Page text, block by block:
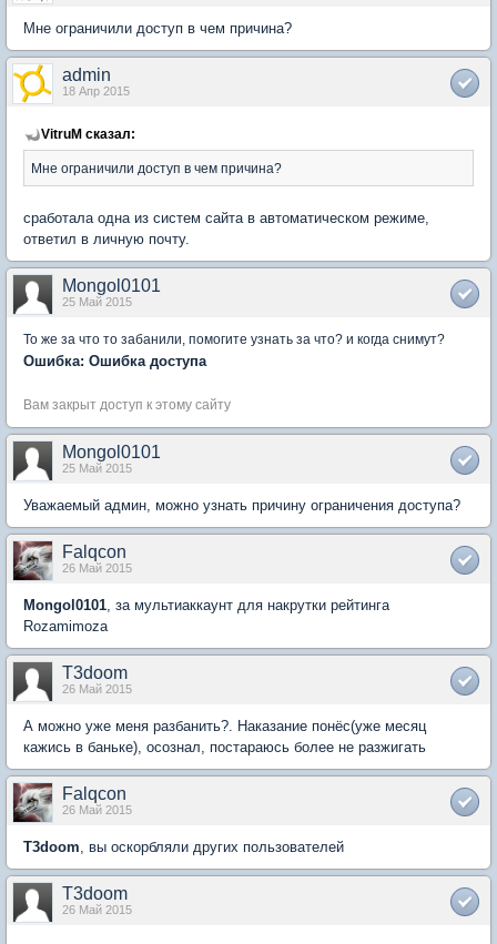
Мне ограничили доступ в чем причина?
admin
18 Апр 2015
VitruM сказал:
Мне ограничили доступ в чем причина?
сработала одна из систем сайта в автоматическом режиме,
ответил в личную почту.
Mongol0101
25 Май 2015
То же за что то забанили, помогите узнать за что? и когда снимут?
Ошибка: Ошибка доступа
Вам закрыт доступ к этому сайту
Mongol0101
25 Май 2015
Уважаемый админ, можно узнать причину ограничения доступа?
Falqcon
26 Май 2015
Mongol0101, за мультиаккаунт для накрутки рейтинга
Rozamimoza
T3doom
26 Май 2015
А можно уже меня разбанить?. Наказание понёс(уже месяц
кажись в баньке), осознал, постараюсь более не разжигать
Falqcon
26 Май 2015
T3doom, вы оскорбляли других пользователей
T3doom
26 Май 2015